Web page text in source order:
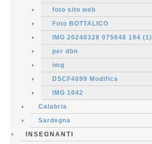
foto sito web
Foto BOTTALICO
IMG 20240328 075648 194 (1)
per dbn
img
DSCF4099 Modifica
IMG 1042
Calabria
Sardegna
INSEGNANTI